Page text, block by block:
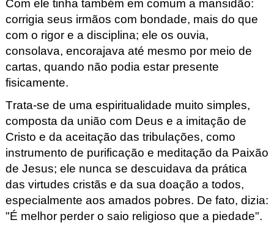
Com ele tinha também em comum a mansidão:
corrigia seus irmãos com bondade, mais do que
com o rigor e a disciplina; ele os ouvia,
consolava, encorajava até mesmo por meio de
cartas, quando não podia estar presente
fisicamente.
Trata-se de uma espiritualidade muito simples,
composta da união com Deus e a imitação de
Cristo e da aceitação das tribulações, como
instrumento de purificação e meditação da Paixão
de Jesus; ele nunca se descuidava da prática
das virtudes cristãs e da sua doação a todos,
especialmente aos amados pobres. De fato, dizia:
"É melhor perder o saio religioso que a piedade".